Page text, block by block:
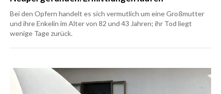
Bei den Opfern handelt es sich vermutlich um eine Großmutter
und ihre Enkelin im Alter von 82 und 43 Jahren; ihr Tod liegt
wenige Tage zurück.